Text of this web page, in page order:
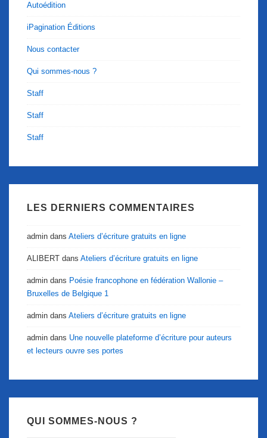
Autoédition
iPagination Éditions
Nous contacter
Qui sommes-nous ?
Staff
Staff
Staff
LES DERNIERS COMMENTAIRES
admin dans Ateliers d’écriture gratuits en ligne
ALIBERT dans Ateliers d’écriture gratuits en ligne
admin dans Poésie francophone en fédération Wallonie –
Bruxelles de Belgique 1
admin dans Ateliers d’écriture gratuits en ligne
admin dans Une nouvelle plateforme d’écriture pour auteurs
et lecteurs ouvre ses portes
QUI SOMMES-NOUS ?